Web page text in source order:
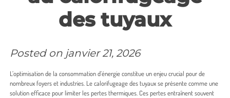
des tuyaux
Posted on janvier 21, 2026
L’optimisation de la consommation d’énergie constitue un enjeu crucial pour de
nombreux foyers et industries. Le calorifugeage des tuyaux se présente comme une
solution efficace pour limiter les pertes thermiques. Ces pertes entraînent souvent